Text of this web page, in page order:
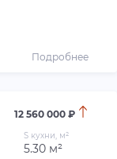
Подробнее
12 560 000 ₽
S кухни, м²
5.30 м²